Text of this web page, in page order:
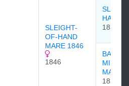
SLEIGHT-
OF-HAND
MARE 1846
1846
HAND
1836
BAY
MARE
1839